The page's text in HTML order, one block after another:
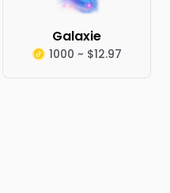
Galaxie
1000 ~ $12.97